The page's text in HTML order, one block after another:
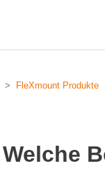
FleXmount Produkte
Welche